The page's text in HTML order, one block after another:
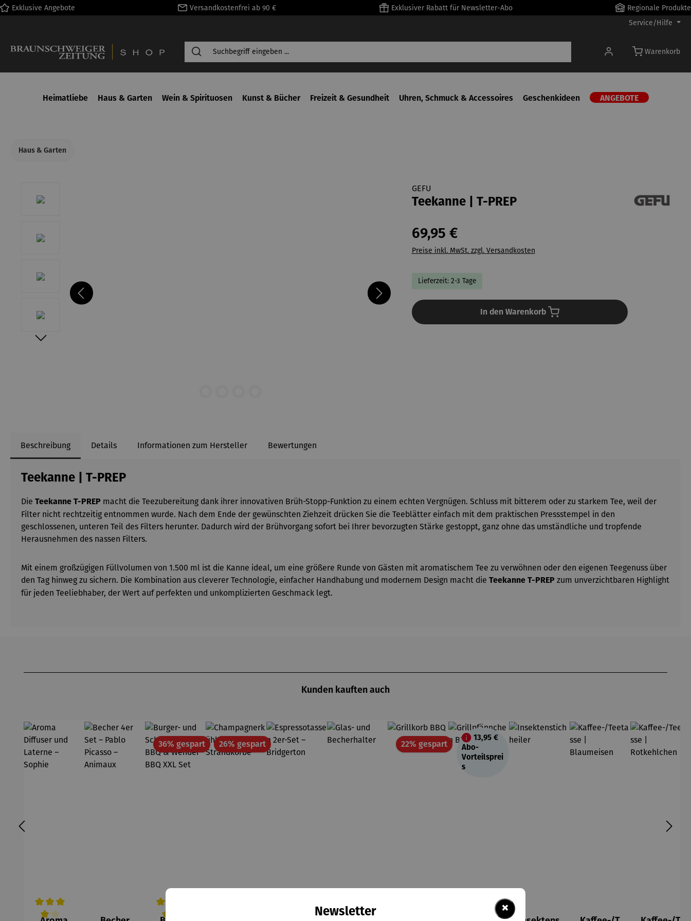
Zur Hauptnavigation springen
Exklusive Angebote Versandkostenfrei ab 90 € Exklusiver Rabatt für Newsletter-Abo
Regionale Produkte
Service/Hilfe
Warenkorb
Heimatliebe Haus & Garten Wein & Spirituosen Kunst & Bücher Freizeit & Gesundheit Uhren, Schmuck & Accessoires Geschenkideen ANGEBOTE
Haus & Garten
GEFU
Teekanne | T-PREP
69,95 €
Preise inkl. MwSt. zzgl. Versandkosten
Lieferzeit: 2-3 Tage
In den Warenkorb
Beschreibung Details Informationen zum Hersteller Bewertungen
Teekanne | T-PREP
Die Teekanne T-PREP macht die Teezubereitung dank ihrer innovativen Brüh-Stopp-Funktion zu einem echten Vergnügen. Schluss mit bitterem oder zu starkem Tee, weil der
Filter nicht rechtzeitig entnommen wurde. Nach dem Ende der gewünschten Ziehzeit drücken Sie die Teeblätter einfach mit dem praktischen Pressstempel in den
geschlossenen, unteren Teil des Filters herunter. Dadurch wird der Brühvorgang sofort bei Ihrer bevorzugten Stärke gestoppt, ganz ohne das umständliche und tropfende
Herausnehmen des nassen Filters.
Mit einem großzügigen Füllvolumen von 1.500 ml ist die Kanne ideal, um eine größere Runde von Gästen mit aromatischem Tee zu verwöhnen oder den eigenen Teegenuss über
den Tag hinweg zu sichern. Die Kombination aus cleverer Technologie, einfacher Handhabung und modernem Design macht die Teekanne T-PREP zum unverzichtbaren Highlight
für jeden Teeliebhaber, der Wert auf perfekten und unkomplizierten Geschmack legt.
Kunden kauften auch
36% gespartRabatt26% gespartRabatt 22% gespartRabatt
13,95 €
Abo-
Vorteilsprei
s
×
Newsletter